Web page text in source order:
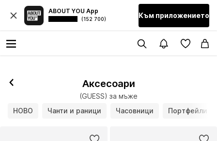
ABOUT YOU App
(152 700) Към приложението
Аксесоари
(GUESS) за мъже
НОВО
Чанти и раници Часовници Портфейли и